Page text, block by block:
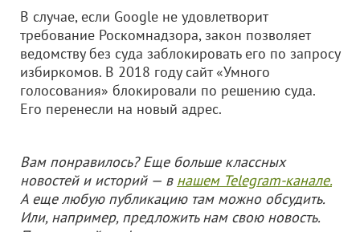
В случае, если Google не удовлетворит
требование Роскомнадзора, закон позволяет
ведомству без суда заблокировать его по запросу
избиркомов. В 2018 году сайт «Умного
голосования» блокировали по решению суда.
Его перенесли на новый адрес.
Вам понравилось? Еще больше классных
новостей и историй — в нашем Telegram-канале.
А еще любую публикацию там можно обсудить.
Или, например, предложить нам свою новость.